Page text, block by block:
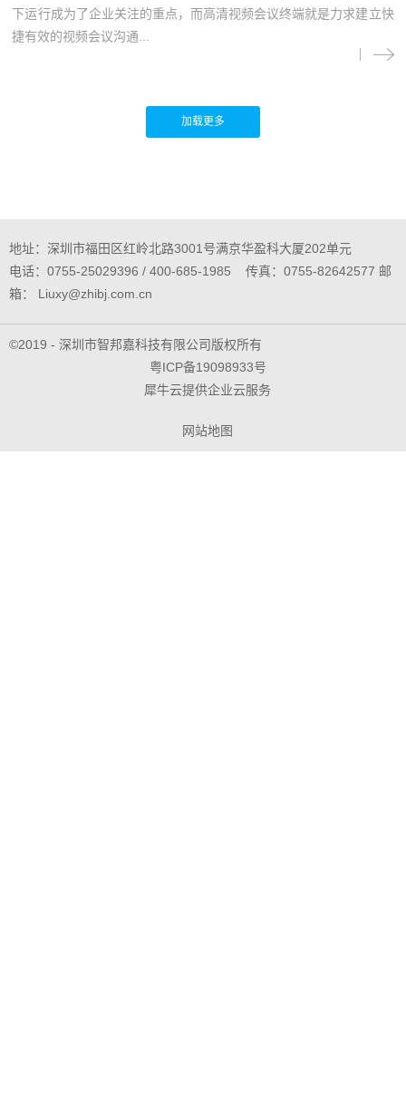
下运行成为了企业关注的重点，而高清视频会议终端就是力求建立快
捷有效的视频会议沟通...
地址：深圳市福田区红岭北路3001号满京华盈科大厦202单元
电话：0755-25029396 / 400-685-1985 传真：0755-82642577 邮
箱： Liuxy@zhibj.com.cn
©2019 - 深圳市智邦嘉科技有限公司版权所有
粤ICP备19098933号
犀牛云提供企业云服务
网站地图